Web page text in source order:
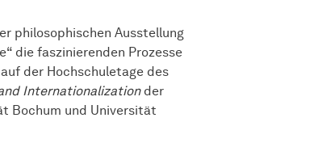
philosophischen Ausstellung
die faszinierenden Prozesse
der Hochschuletage des
Internationalizationder
Bochum und Universität